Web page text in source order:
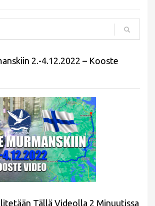
2.-4.12.2022 – Kooste
Tällä Videolla 2 Minuutissa